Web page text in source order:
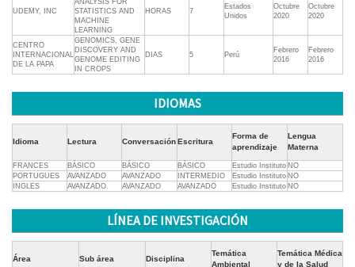
UDEMY, INC
ANALYSIS FOR
STATISTICS AND
MACHINE
LEARNING
HORAS 7
Estados
Unidos
Octubre
2020
Octubre
2020
CENTRO
INTERNACIONAL
DE LA PAPA
GENOMICS, GENE
DISCOVERY AND
GENOME EDITING
IN CROPS
DIAS 5 Perú
Febrero
2016
Febrero
2016
IDIOMAS
Idioma Lectura ConversaciónEscritura
Forma de
aprendizaje
Lengua
Materna
FRANCES BÁSICO BÁSICO BÁSICO Estudio Instituto NO
PORTUGUES
AVANZADO AVANZADO INTERMEDIO Estudio Instituto NO
INGLES
AVANZADO AVANZADO AVANZADO Estudio Instituto NO
LÍNEA DE INVESTIGACIÓN
Área Sub área Disciplina
Temática
Ambiental
Temática Médica
y de la Salud